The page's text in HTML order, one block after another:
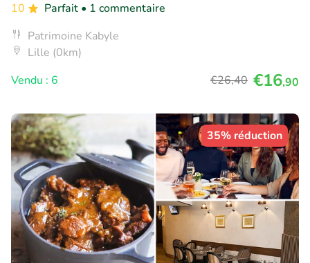
10
Parfait • 1 commentaire
Patrimoine Kabyle
Lille (0km)
Vendu : 6
€26,40 €16,90
35% réduction